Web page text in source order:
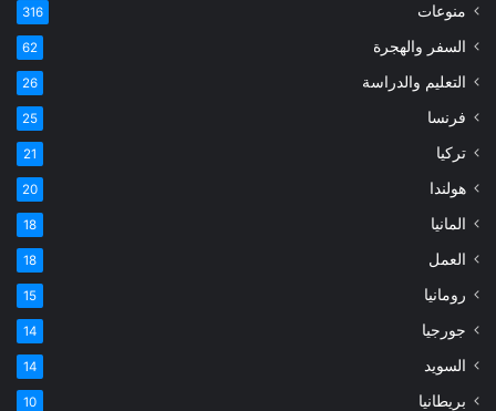
منوعات 316
السفر والهجرة 62
التعليم والدراسة 26
فرنسا 25
تركيا 21
هولندا 20
المانيا 18
العمل 18
رومانيا 15
جورجيا 14
السويد 14
بريطانيا 10